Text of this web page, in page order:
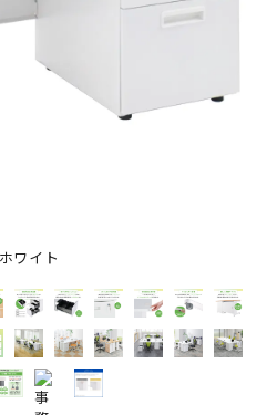
ホワイト